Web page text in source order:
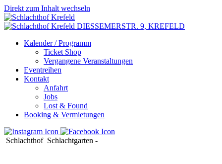
Direkt zum Inhalt wechseln
DIESSEMERSTR. 9, KREFELD
Kalender / Programm
Ticket Shop
Vergangene Veranstaltungen
Eventreihen
Kontakt
Anfahrt
Jobs
Lost & Found
Booking & Vermietungen
Schlachthof Schlachtgarten -